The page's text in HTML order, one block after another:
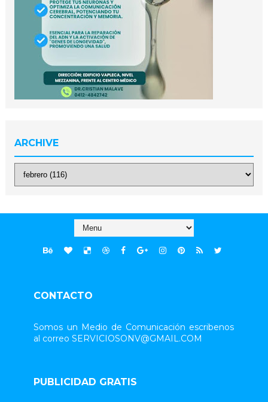
ARCHIVE
CONTACTO
Somos un Medio de Comunicación escribenos
al correo SERVICIOSONV@GMAIL.COM
PUBLICIDAD GRATIS